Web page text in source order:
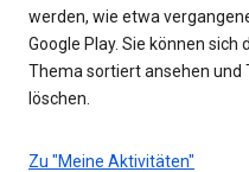
werden, wie etwa
Google Play. Sie können sich
Thema sortiert ansehen und
löschen.
Zu "Meine Aktivitäten"